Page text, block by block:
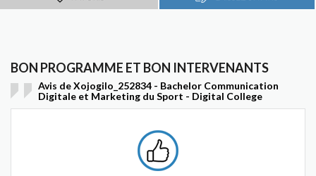
BON PROGRAMME ET BON INTERVENANTS
Avis de Xojogilo_252834 - Bachelor Communication
Digitale et Marketing du Sport - Digital College